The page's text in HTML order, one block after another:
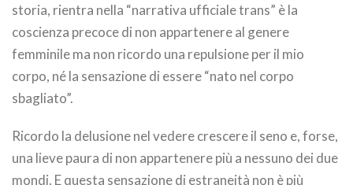
storia, rientra nella “narrativa ufficiale trans” è la
coscienza precoce di non appartenere al genere
femminile ma non ricordo una repulsione per il mio
corpo, né la sensazione di essere “nato nel corpo
sbagliato”.
Ricordo la delusione nel vedere crescere il seno e, forse,
una lieve paura di non appartenere più a nessuno dei due
mondi. E questa sensazione di estraneità non è più